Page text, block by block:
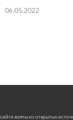
06.05.2022
взяты из открытых